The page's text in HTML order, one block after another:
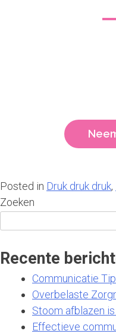
Posted in Druk druk druk,
Zoeken
Recente
Communicatie Tip
Overbelaste
Stoom afblazen
Effectieve